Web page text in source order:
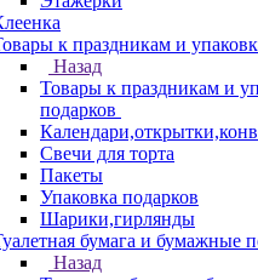
к праздникам и
Назад
Товары к праздникам и
подарков
Свечи для торта
Пакеты
Упаковка подарков
Шарики,гирлянды
бумага и бумажные
Назад